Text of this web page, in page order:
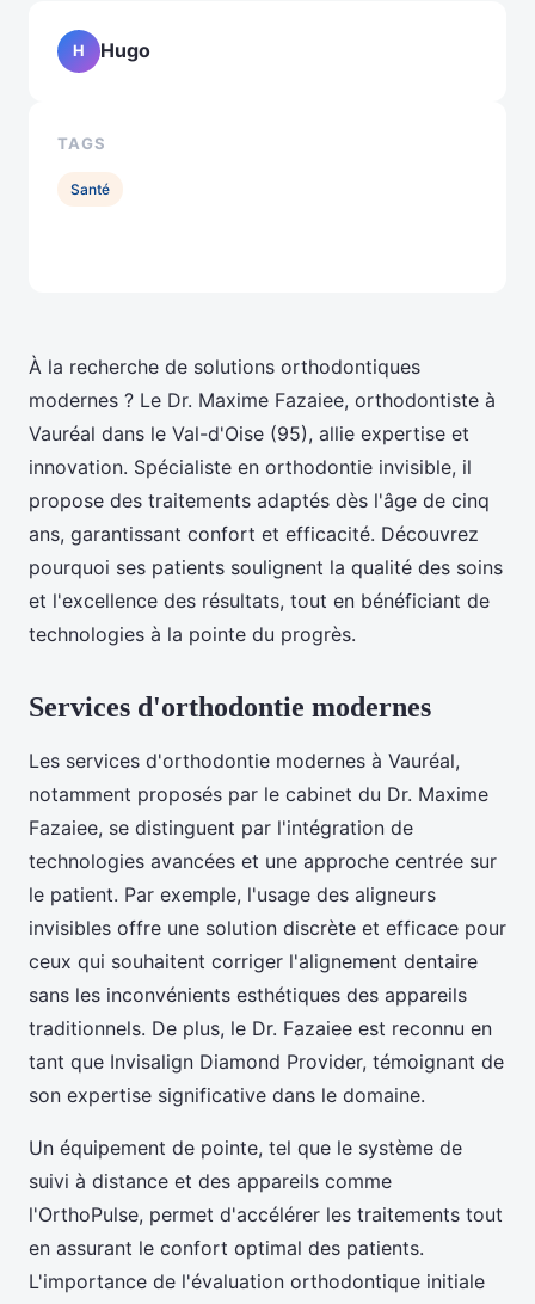
À la recherche de solutions orthodontiques
modernes ? Le Dr. Maxime Fazaiee, orthodontiste à
Vauréal dans le Val-d'Oise (95), allie expertise et
innovation. Spécialiste en orthodontie invisible, il
propose des traitements adaptés dès l'âge de cinq
ans, garantissant confort et efficacité. Découvrez
pourquoi ses patients soulignent la qualité des soins
et l'excellence des résultats, tout en bénéficiant de
technologies à la pointe du progrès.
Services d'orthodontie modernes
Les services d'orthodontie modernes à Vauréal,
notamment proposés par le cabinet du Dr. Maxime
Fazaiee, se distinguent par l'intégration de
technologies avancées et une approche centrée sur
le patient. Par exemple, l'usage des aligneurs
invisibles offre une solution discrète et efficace pour
ceux qui souhaitent corriger l'alignement dentaire
sans les inconvénients esthétiques des appareils
traditionnels. De plus, le Dr. Fazaiee est reconnu en
tant que Invisalign Diamond Provider, témoignant de
son expertise significative dans le domaine.
Un équipement de pointe, tel que le système de
suivi à distance et des appareils comme
l'OrthoPulse, permet d'accélérer les traitements tout
en assurant le confort optimal des patients.
L'importance de l'évaluation orthodontique initiale
H Hugo
TAGS
Santé